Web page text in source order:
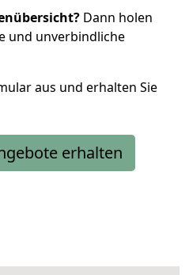
Dann holen
und unverbindliche
aus und erhalten Sie
erhalten